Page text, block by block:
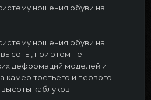
ношения обуви на
ношения обуви на
при этом не
деформаций моделей и
камер третьего и первого
каблуков.